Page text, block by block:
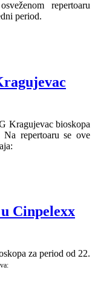
repertoaru
period.
Kragujevac bioskopa
repertoaru se ove
Cinpelexx
za period od 22.